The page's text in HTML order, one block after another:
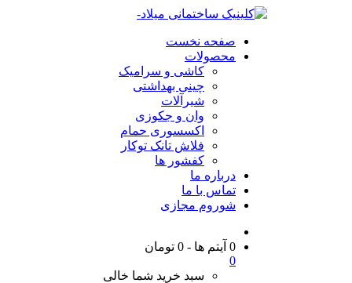
صفحه نخست
محصولات
کاشی و سرامیک
چینی بهداشتی
شیرآلات
وان و جکوزی
اکسسوری حمام
فلاش تانک توکار
کفشور ها
درباره ما
تماس با ما
شوروم مجازی
0 آیتم ها -
0 تومان
0
سبد خرید شما خالی